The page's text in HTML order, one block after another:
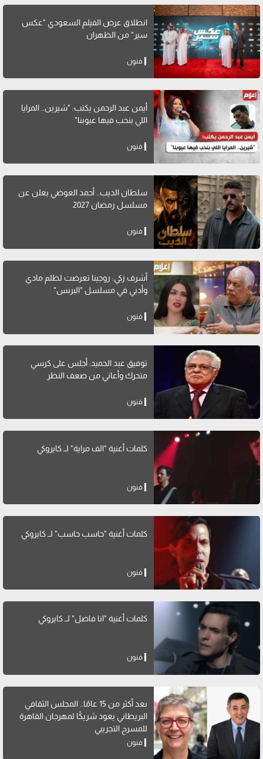
انطلاق عرض الفيلم السعودي "عكس
سير" من الظهران
فنون
أيمن عبد الرحمن يكتب: "شيرين.. المرايا
اللي بنحب فيها عيوبنا"
فنون
سلطان الديب.. أحمد العوضي يعلن عن
مسلسل رمضان 2027
فنون
أشرف زكي: روجينا تعرضت لظلم مادي
وأدبي في مسلسل "البرنس"
فنون
توفيق عبد الحميد: أجلس على كرسي
متحرك وأعاني من ضعف النظر
فنون
كلمات أغنية "الف مراية" لــ كايروكي
فنون
كلمات أغنية "حاسب حاسب" لــ كايروكي
فنون
كلمات أغنية "انا فاضل" لــ كايروكي
فنون
بعد أكثر من 15 عامًا.. المجلس الثقافي
البريطاني يعود شريكًا لمهرجان القاهرة
للمسرح التجريبي
فنون